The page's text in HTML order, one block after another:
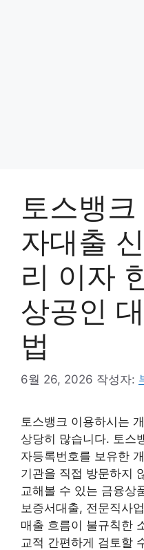
토스뱅
자대출
리 이자
상공인
법
6월 26, 2026 작성자:
토스뱅크 이용하시는
상당히 많습니다. 토스
자등록번호를 보유한
기관을 직접 방문하지
교해볼 수 있는 금융상
보증서대출, 전문직사
매출 흐름이 불규칙한
교적 간편하게 검토할